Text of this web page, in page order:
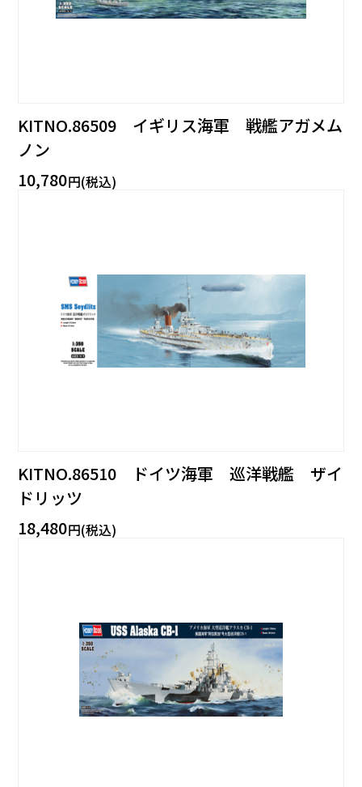
KITNO.86509 イギリス海軍 戦艦アガメム
ノン
10,780円(税込)
KITNO.86510 ドイツ海軍 巡洋戦艦 ザイ
ドリッツ
18,480円(税込)